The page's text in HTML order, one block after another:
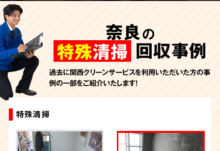
2026年7月27日放送
AbemaTV
2026年7月24日放送
朝日新聞
2026年7月10日放送
季刊「宗教問題」
2026年7月10日放送
東洋経済オンライン
2026年7月7日放送
FRIDAYデジタル
2026年7月6日放送
週刊循環経済新聞（7月6日号）
奈良の
特殊清掃 回収事例
過去に関西クリーンサービスを利用いただいた方の事
例の一部をご紹介いたします！
特殊清掃
特殊清掃
特殊清掃
特殊清掃